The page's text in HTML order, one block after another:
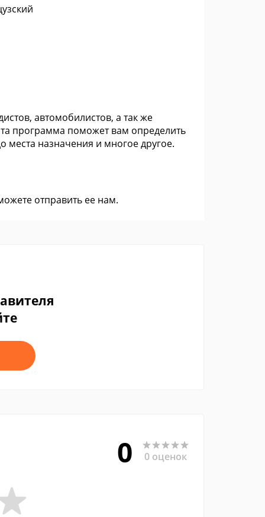
автомобилистов, а так же
программа поможет вам определить
назначения и многое другое.
отправить ее нам.
0 0 оценок